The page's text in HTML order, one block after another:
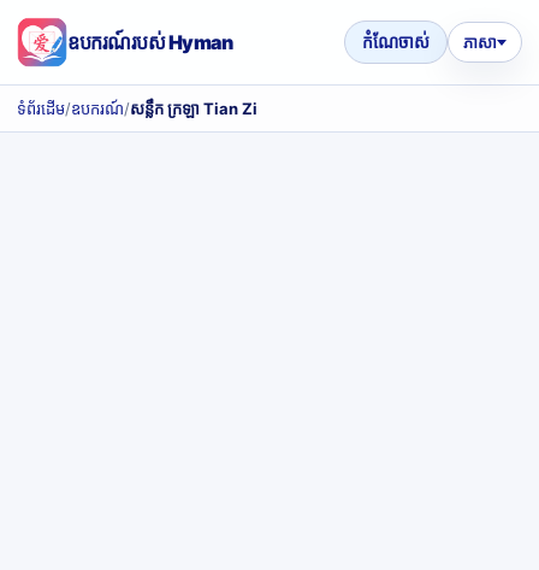
ឧបករណ៍របស់ Hyman កំណែចាស់ ភាសា
ទំព័រដើម/ឧបករណ៍/សន្លឹក ក្រឡា Tian Zi